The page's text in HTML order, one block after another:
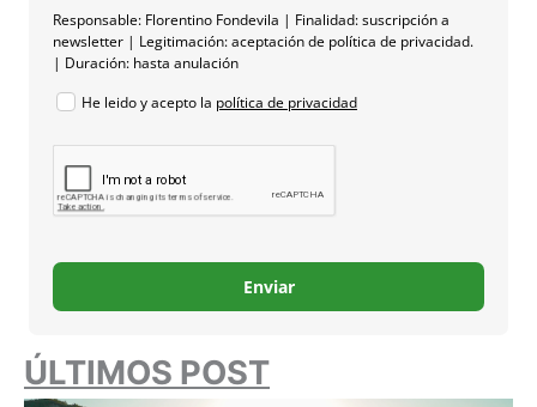
Responsable: Florentino Fondevila | Finalidad: suscripción a
newsletter | Legitimación: aceptación de política de privacidad.
| Duración: hasta anulación
He leido y acepto la política de privacidad
Enviar
ÚLTIMOS POST